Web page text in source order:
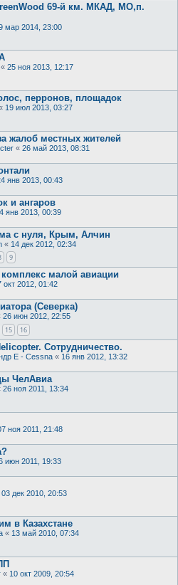
69-й км. МКАД, МО,п.
мар 2014, 23:00
« 25 ноя 2013, 12:17
перронов, площадок
19 июл 2013, 03:27
жалоб местных жителей
« 26 май 2013, 08:31
янв 2013, 00:43
и ангаров
янв 2013, 00:39
с нуля, Крым, Алчин
« 14 дек 2012, 02:34
9
малой авиации
окт 2012, 01:42
(Северка)
26 июн 2012, 22:55
15 16
Сотрудничество.
E - Cessna « 16 янв 2012, 13:32
ЧелАвиа
26 ноя 2011, 13:34
ноя 2011, 21:48
июн 2011, 19:33
03 дек 2010, 20:53
в Казахстане
« 13 май 2010, 07:34
« 10 окт 2009, 20:54